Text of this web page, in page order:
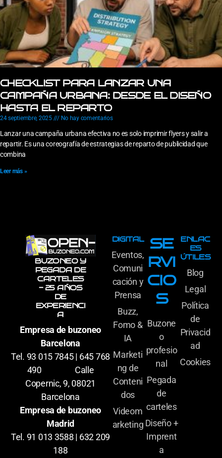
CHECKLIST PARA LANZAR UNA
CAMPAÑA URBANA: DESDE EL DISEÑO
HASTA EL REPARTO
24 septiembre, 2025 No hay comentarios
Lanzar una campaña urbana efectiva no es solo imprimir flyers y salir a
repartir. Es una coreografía de estrategias de reparto de publicidad que
combina
Leer más »
BUZONEO Y
PEGADA DE
CARTELES
- 25 AÑOS
DE
EXPERIENCI
A
Empresa de buzoneo
Barcelona
Tel. 93 015 7845 | 645 768
490 Calle
Copernic, 9, 08021
Barcelona
Empresa de buzoneo
Madrid
Tel. 91 013 3588 | 632 209
188
DIGITAL
Eventos,
Comuni
cación y
Prensa
Buzz,
Fomo &
IA
Marketi
ng de
Conteni
dos
Videom
arketing
SE
RVI
CIO
S
Buzone
o
profesio
nal
Pegada
de
carteles
Diseño +
Imprent
a
ENLAC
ES
ÚTILES
Blog
Legal
Política
de
Privacid
ad
Cookies